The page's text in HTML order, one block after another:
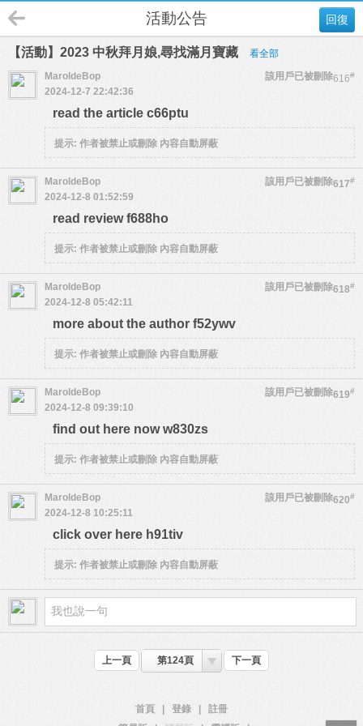
回復
活動公告
【活動】2023 中秋拜月娘,尋找滿月寶藏 看全部
616#
MaroldeBop
該用戶已被刪除
2024-12-7 22:42:36
read the article c66ptu
提示: 作者被禁止或刪除 內容自動屏蔽
617#
MaroldeBop
該用戶已被刪除
2024-12-8 01:52:59
read review f688ho
提示: 作者被禁止或刪除 內容自動屏蔽
618#
MaroldeBop
該用戶已被刪除
2024-12-8 05:42:11
more about the author f52ywv
提示: 作者被禁止或刪除 內容自動屏蔽
619#
MaroldeBop
該用戶已被刪除
2024-12-8 09:39:10
find out here now w830zs
提示: 作者被禁止或刪除 內容自動屏蔽
620#
MaroldeBop
該用戶已被刪除
2024-12-8 10:25:11
click over here h91tiv
提示: 作者被禁止或刪除 內容自動屏蔽
上一頁 第124頁 下一頁
首頁 登錄
註冊